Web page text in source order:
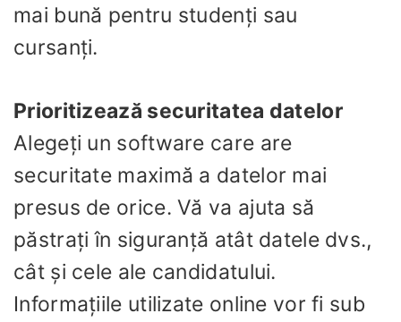
mai bună pentru studenți sau
cursanți.
Prioritizează securitatea datelor
Alegeți un software care are
securitate maximă a datelor mai
presus de orice. Vă va ajuta să
păstrați în siguranță atât datele dvs.,
cât și cele ale candidatului.
Informațiile utilizate online vor fi sub